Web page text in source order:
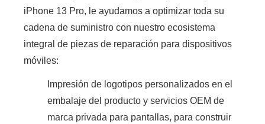
iPhone 13 Pro, le ayudamos a optimizar toda su
cadena de suministro con nuestro ecosistema
integral de piezas de reparación para dispositivos
móviles:
Impresión de logotipos personalizados en el
embalaje del producto y servicios OEM de
marca privada para pantallas, para construir